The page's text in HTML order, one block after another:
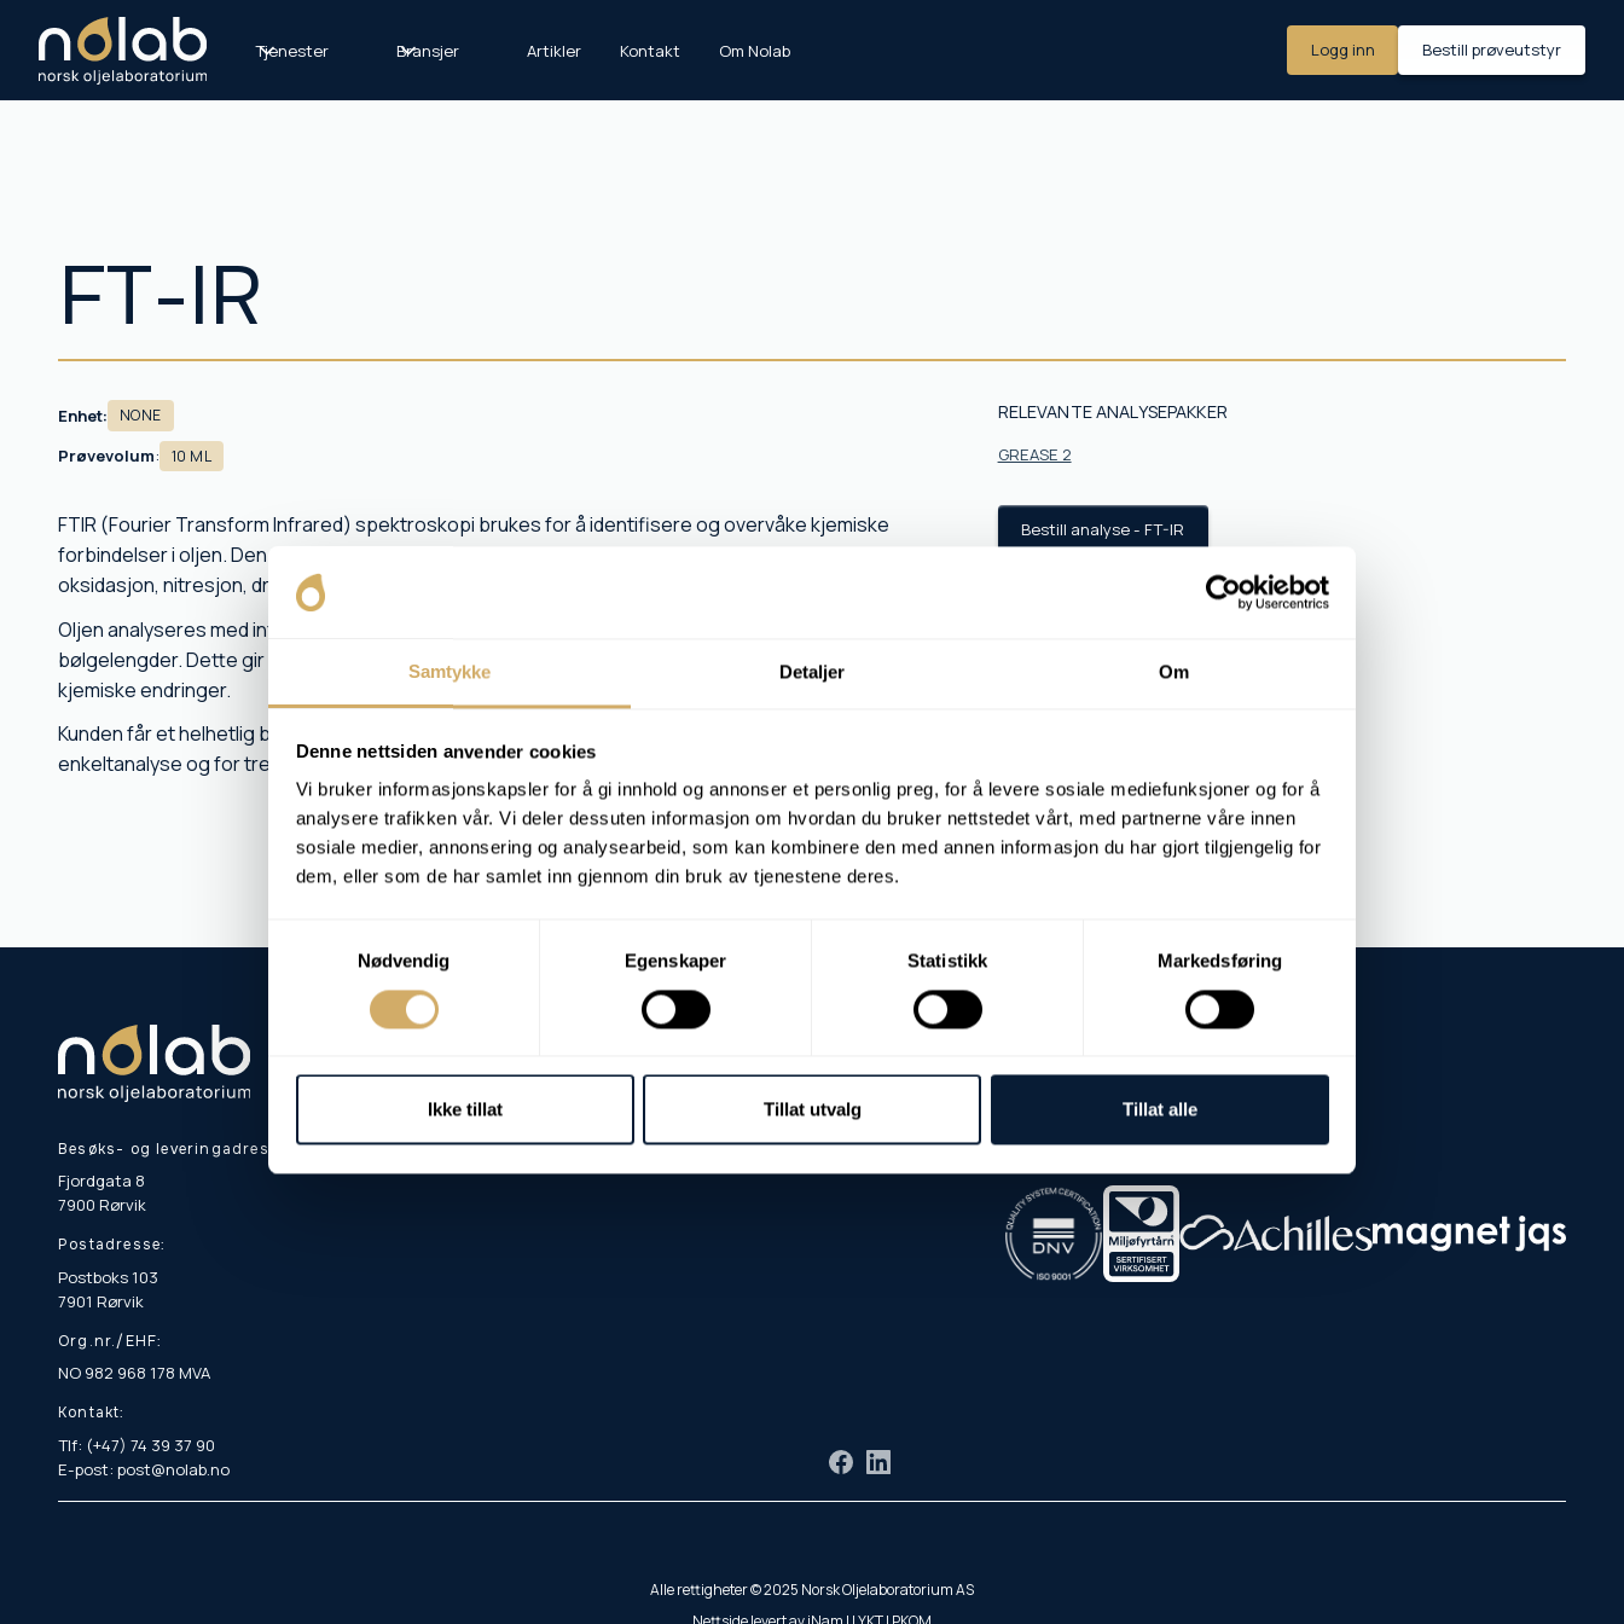
Samtykke Detaljer Om
Denne nettsiden anvender cookies
Vi bruker informasjonskapsler for å gi innhold og annonser et personlig preg, for å levere sosiale mediefunksjoner og for å
analysere trafikken vår. Vi deler dessuten informasjon om hvordan du bruker nettstedet vårt, med partnerne våre innen
sosiale medier, annonsering og analysearbeid, som kan kombinere den med annen informasjon du har gjort tilgjengelig for
dem, eller som de har samlet inn gjennom din bruk av tjenestene deres.
Nødvendig
Egenskaper Statistikk Markedsføring
Ikke tillat Tillat utvalg Tillat alle
Tjenester Bransjer Artikler Kontakt Om Nolab Logg inn Bestill prøveutstyr
FT-IR
Enhet: NONE
Prøvevolum: 10 ML
FTIR (Fourier Transform Infrared) spektroskopi brukes for å identifisere og overvåke kjemiske
forbindelser i oljen. Den gir en "fingeravtrykkprofil" som avslører nedbrytningsprodukter,
oksidasjon, nitresjon, drivstoffinnblanding, sot og rester fra tilsetningsstoffer.
Oljen analyseres med infrarødt lys, og hvert molekyl absorberer lys ved karakteristiske
bølgelengder. Dette gir et spektrum som tolkes for å identifisere tilstedeværende forbindelser og
kjemiske endringer.
Kunden får et helhetlig bilde av hvordan oljen utvikler seg kjemisk over tid. FTIR brukes både som en
enkeltanalyse og for trendovervåking.
RELEVANTE ANALYSEPAKKER
GREASE 2
Bestill analyse -FT-IR
Besøks- og leveringadresse:
Fjordgata 8
7900 Rørvik
Postadresse:
Postboks 103
7901 Rørvik
Org.nr./EHF:
NO 982 968 178 MVA
Kontakt:
Tlf: (+47) 74 39 37 90
E-post: post@nolab.no
FacebookLinkedIn
Alle rettigheter © 2025 Norsk Oljelaboratorium AS